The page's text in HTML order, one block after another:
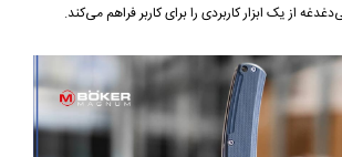
از یک ابزار کاربردی را برای کاربر فراهم می‌کند.